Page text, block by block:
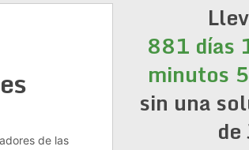
de las
881 días
minutos
sin una
de